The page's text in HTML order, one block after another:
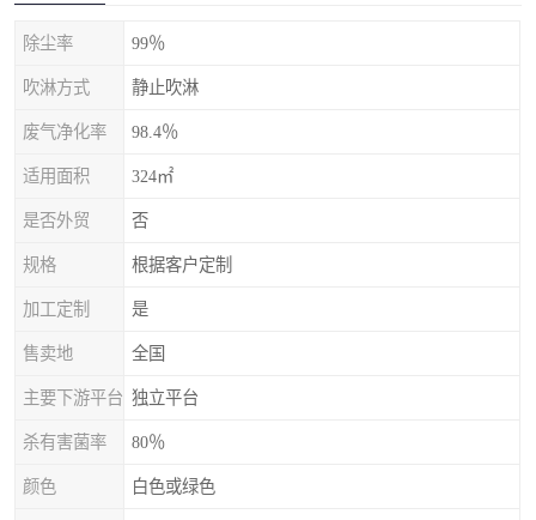
除尘率 99％
吹淋方式 静止吹淋
废气净化率 98.4％
适用面积 324㎡
是否外贸 否
规格 根据客户定制
加工定制 是
售卖地 全国
主要下游平台 独立平台
杀有害菌率 80％
颜色 白色或绿色